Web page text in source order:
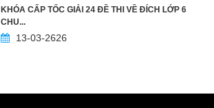
KHÓA CẤP TỐC GIẢI 24 ĐỀ THI VỀ ĐÍCH LỚP 6
CHU...
13-03-2626